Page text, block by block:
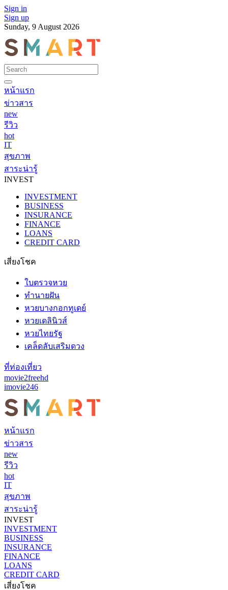
Sign in
Sign up
Sunday, 9 August 2026
หน้าแรก
ข่าวสาร
new
รีวิว
hot
IT
สุขภาพ
สาระน่ารู้
INVEST
INVESTMENT
BUSINESS
INSURANCE
FINANCE
LOANS
CREDIT CARD
เสี่ยงโชค
ใบตรวจหวย
ทำนายฝัน
หวยบางกอกทูเดย์
หวยเดลินิวส์
หวยไทยรัฐ
เคล็ดลับเสริมดวง
ที่ท่องเที่ยว
movie2freehd
imovie246
หน้าแรก
ข่าวสาร
new
รีวิว
hot
IT
สุขภาพ
สาระน่ารู้
INVEST
INVESTMENT
BUSINESS
INSURANCE
FINANCE
LOANS
CREDIT CARD
เสี่ยงโชค